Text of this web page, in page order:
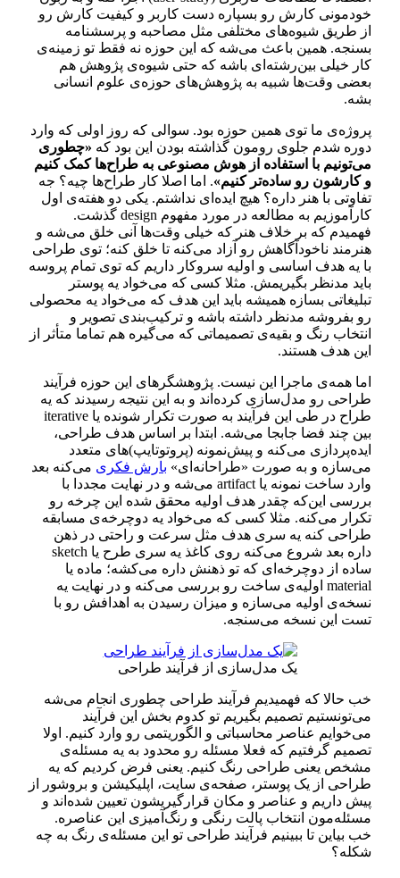
خودمونی کارش رو بسپاره دست کاربر و کیفیت کارش رو
از طریق شیوه‌های مختلفی مثل مصاحبه و پرسشنامه
بسنجه. همین باعث می‌شه که این حوزه نه فقط تو زمینه‌ی
کار خیلی بین‌رشته‌ای باشه که حتی شیوه‌ی پژوهش هم
بعضی وقت‌ها شبیه به پژوهش‌های حوزه‌ی علوم انسانی
بشه.
پروژه‌ی ما توی همین حوزه بود. سوالی که روز اولی که وارد
دوره شدم جلوی رومون گذاشته بودن این بود که «چطوری
می‌تونیم با استفاده از هوش مصنوعی به طراح‌ها کمک کنیم
و کارشون رو ساده‌تر کنیم». اما اصلا کار طراح‌ها چیه؟ جه
تفاوتی با هنر داره؟ هیچ ایده‌ای نداشتم. یکی دو هفته‌ی اول
کارآموزیم به مطالعه در مورد مفهوم design گذشت.
فهمیدم که بر خلاف هنر که خیلی وقت‌ها آنی خلق می‌شه و
هنرمند ناخودآگاهش رو آزاد می‌کنه تا خلق کنه؛ توی طراحی
با یه هدف اساسی و اولیه سروکار داریم که توی تمام پروسه
باید مدنظر بگیریمش. مثلا کسی که می‌خواد یه پوستر
تبلیغاتی بسازه همیشه باید این هدف که می‌خواد یه محصولی
رو بفروشه مدنظر داشته باشه و ترکیب‌بندی تصویر و
انتخاب رنگ و بقیه‌ی تصمیماتی که می‌گیره هم تماما متأثر از
این هدف هستند.
اما همه‌ی ماجرا این نیست. پژوهشگرهای این حوزه فرآیند
طراحی رو مدل‌سازی کرده‌اند و به این نتیجه رسیدند که یه
طراح در طی این فرآیند به صورت تکرار شونده یا iterative
بین چند فضا جابجا می‌شه. ابتدا بر اساس هدف طراحی،
ایده‌پردازی می‌کنه و پیش‌نمونه (پروتوتایپ‌)های متعدد
می‌سازه و به صورت «طراحانه‌ای» بارش فکری می‌کنه بعد
وارد ساخت نمونه یا artifact می‌شه و در نهایت مجددا با
بررسی این‌که چقدر هدف اولیه محقق شده این چرخه رو
تکرار می‌کنه. مثلا کسی که می‌خواد یه دوچرخه‌ی مسابقه
طراحی کنه یه سری هدف مثل سرعت و راحتی در ذهن
داره بعد شروع می‌کنه روی کاغذ یه سری طرح یا sketch
ساده از دوچرخه‌ای که تو ذهنش داره می‌کشه؛ ماده یا
material اولیه‌ی ساخت رو بررسی می‌کنه و در نهایت یه
نسخه‌ی اولیه می‌سازه و میزان رسیدن به اهدافش رو با
تست این نسخه می‌سنجه.
یک مدل‌سازی از فرآیند طراحی
خب حالا که فهمیدیم فرآیند طراحی چطوری انجام می‌شه
می‌تونستیم تصمیم بگیریم تو کدوم بخش این فرآیند
می‌خوایم عناصر محاسباتی و الگوریتمی رو وارد کنیم. اولا
تصمیم گرفتیم که فعلا مسئله رو محدود به یه مسئله‌ی
مشخص یعنی طراحی رنگ کنیم. یعنی فرض کردیم که یه
طراحی از یک پوستر، صفحه‌ی سایت، اپلیکیشن و بروشور از
پیش داریم و عناصر و مکان قرارگیریشون تعیین شده‌اند و
مسئله‌مون انتخاب پالت رنگی و رنگ‌آمیزی این عناصره.
خب بیاین تا ببینیم فرآیند طراحی تو این مسئله‌ی رنگ به چه
شکله؟